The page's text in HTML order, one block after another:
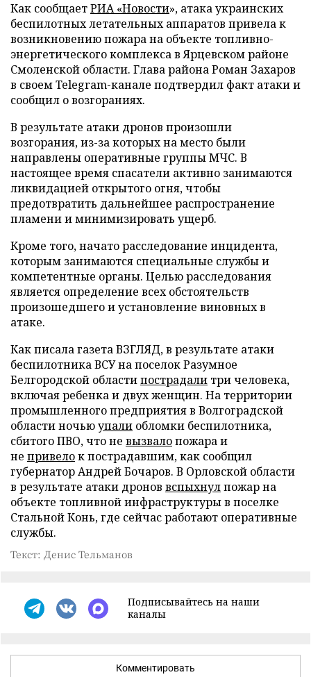
Как сообщаетРИА «Новости», атака украинских
беспилотных летательных аппаратов привела к
возникновению пожара на объекте топливно-
энергетического комплекса в Ярцевском районе
Смоленской области. Глава района Роман Захаров
в своем Telegram-канале подтвердил факт атаки и
сообщил о возгораниях.
В результате атаки дронов произошли
возгорания, из-за которых на место были
направлены оперативные группы МЧС. В
настоящее время спасатели активно занимаются
ликвидацией открытого огня, чтобы
предотвратить дальнейшее распространение
пламени и минимизировать ущерб.
Кроме того, начато расследование инцидента,
которым занимаются специальные службы и
компетентные органы. Целью расследования
является определение всех обстоятельств
произошедшего и установление виновных в
атаке.
Как писала газета ВЗГЛЯД, в результате атаки
беспилотника ВСУ на поселок Разумное
Белгородской областипострадали три человека,
включая ребенка и двух женщин. На территории
промышленного предприятия в Волгоградской
области ночьюупали обломки беспилотника,
сбитого ПВО, что не вызвалопожара и
не привелок пострадавшим, как сообщил
губернатор Андрей Бочаров. В Орловской области
в результате атаки дронов вспыхнулпожар на
объекте топливной инфраструктуры в поселке
Стальной Конь, где сейчас работают оперативные
службы.
Текст: Денис Тельманов
Подписывайтесь на наши
каналы
Комментировать